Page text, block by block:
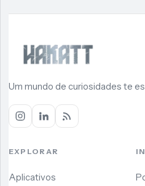
Um mundo de curiosidades te
EXPLORAR
Aplicativos